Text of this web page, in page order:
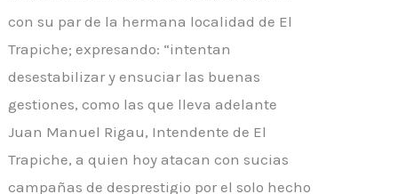
con su par de la hermana localidad de El
Trapiche; expresando: “intentan
desestabilizar y ensuciar las buenas
gestiones, como las que lleva adelante
Juan Manuel Rigau, Intendente de El
Trapiche, a quien hoy atacan con sucias
campañas de desprestigio por el solo hecho